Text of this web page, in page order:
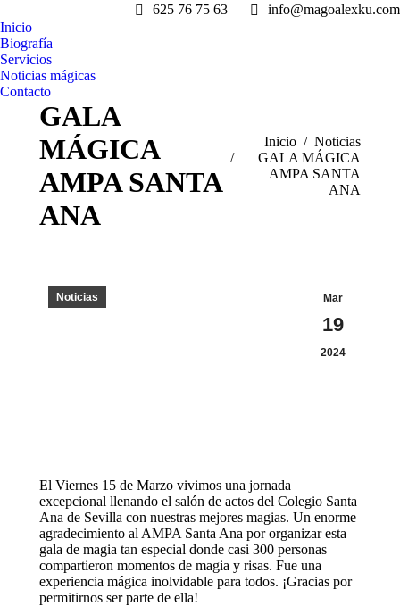
625 76 75 63
info@magoalexku.com
Inicio
Biografía
Servicios
Noticias mágicas
Contacto
GALA
MÁGICA
AMPA SANTA
ANA
Estás aquí:
Inicio
Noticias
GALA MÁGICA
AMPA SANTA
ANA
Mar
19
2024
Noticias
El Viernes 15 de Marzo vivimos una jornada
excepcional llenando el salón de actos del Colegio Santa
Ana de Sevilla con nuestras mejores magias. Un enorme
agradecimiento al AMPA Santa Ana por organizar esta
gala de magia tan especial donde casi 300 personas
compartieron momentos de magia y risas. Fue una
experiencia mágica inolvidable para todos. ¡Gracias por
permitirnos ser parte de ella!